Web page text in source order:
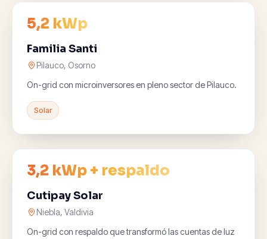
5,2 kWp
Familia Santi
Pilauco, Osorno
On-grid con microinversores en pleno sector de Pilauco.
Solar
3,2 kWp + respaldo
Cutipay Solar
Niebla, Valdivia
On-grid con respaldo que transformó las cuentas de luz